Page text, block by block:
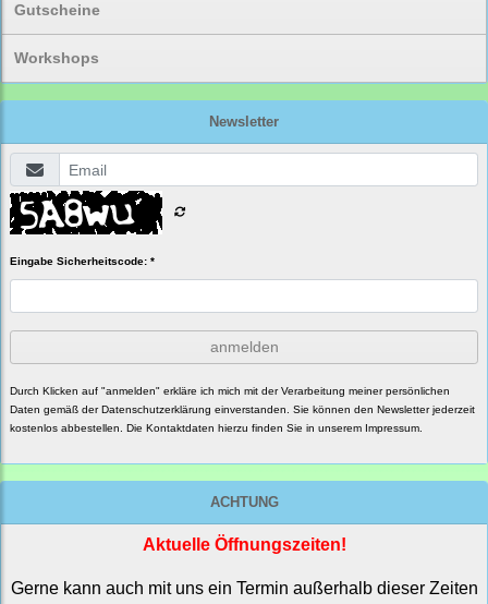
Gutscheine
Workshops
Newsletter
Eingabe Sicherheitscode: *
anmelden
Durch Klicken auf "anmelden" erkläre ich mich mit der Verarbeitung meiner persönlichen
Daten gemäß der Datenschutzerklärung einverstanden. Sie können den Newsletter jederzeit
kostenlos abbestellen. Die Kontaktdaten hierzu finden Sie in unserem Impressum.
ACHTUNG
Aktuelle Öffnungszeiten!
Gerne kann auch mit uns ein Termin außerhalb dieser Zeiten